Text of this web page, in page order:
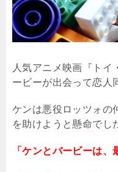
人気アニメ映画『トイ
ービーが出会って恋人
ケンは悪役ロッツォの
を助けようと懸命でし
「ケンとバービーは、